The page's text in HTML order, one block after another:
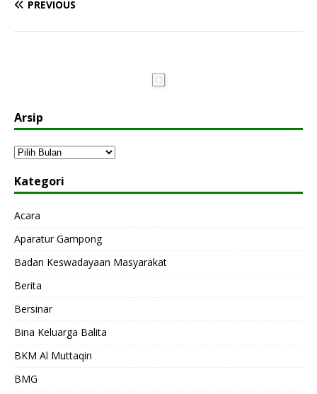
PREVIOUS
Arsip
Kategori
Acara
Aparatur Gampong
Badan Keswadayaan Masyarakat
Berita
Bersinar
Bina Keluarga Balita
BKM Al Muttaqin
BMG